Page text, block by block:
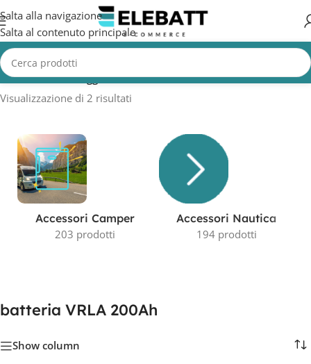
Salta alla navigazione
Salta al contenuto principale
Home/Prodotti taggati “batteria VRLA 200Ah”
Visualizzazione di 2 risultati
Accessori Camper
203 prodotti
Accessori Nautica
194 prodotti
batteria VRLA 200Ah
Show column